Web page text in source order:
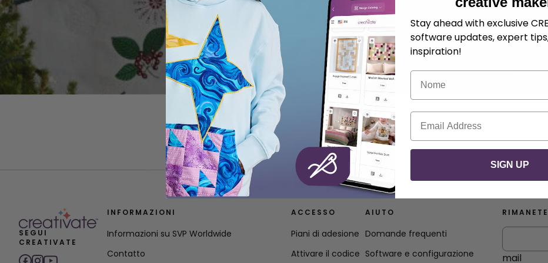
SEGUI
CREATIVATE
INFORMAZIONI
Informazioni su SVP Worldwide
Contatto
ACCESSO
Piani di adesione
Attivare il codice
AIUTO
Domande frequenti
Software e configurazione
mail
Stay ahead with exclusive
software updates, expert
inspiration!
Nome
Email
SIGN UP